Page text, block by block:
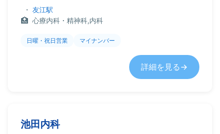
・ 友江駅
心療内科・精神科,内科
日曜・祝日営業 マイナンバー
詳細を見る
池田内科